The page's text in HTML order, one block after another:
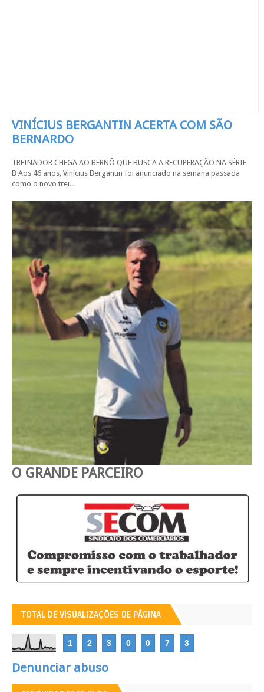
VINÍCIUS BERGANTIN ACERTA COM SÃO
BERNARDO
TREINADOR CHEGA AO BERNÔ QUE BUSCA A RECUPERAÇÃO NA SÉRIE
B Aos 46 anos, Vinícius Bergantin foi anunciado na semana passada
como o novo trei...
O GRANDE PARCEIRO
TOTAL DE VISUALIZAÇÕES DE PÁGINA
1 2 3 0 0 7 3
Denunciar abuso